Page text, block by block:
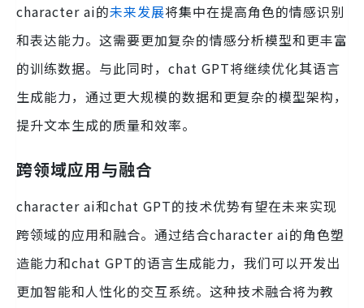
character ai的未来发展将集中在提高角色的情感识别
和表达能力。这需要更加复杂的情感分析模型和更丰富
的训练数据。与此同时，chat GPT将继续优化其语言
生成能力，通过更大规模的数据和更复杂的模型架构，
提升文本生成的质量和效率。
跨领域应用与融合
character ai和chat GPT的技术优势有望在未来实现
跨领域的应用和融合。通过结合character ai的角色塑
造能力和chat GPT的语言生成能力，我们可以开发出
更加智能和人性化的交互系统。这种技术融合将为教